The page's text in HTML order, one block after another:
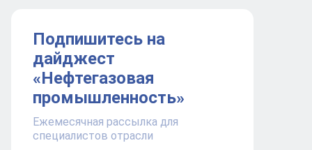
Подпишитесь на
дайджест
«Нефтегазовая
промышленность»
Ежемесячная рассылка для
специалистов отрасли